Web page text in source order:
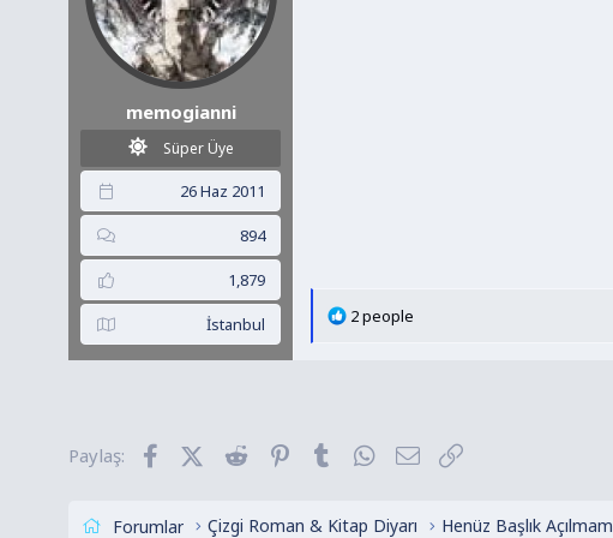
memogianni
Süper Üye
26 Haz 2011
894
1,879
İstanbul
T
e
2 people
Paylaş: FacebookX (Twitter)
Reddit PinterestTumblrWhatsApp
E-posta
Forumlar Çizgi Roman & Kitap Diyarı